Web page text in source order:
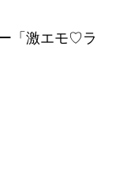
「激エモ♡ラ